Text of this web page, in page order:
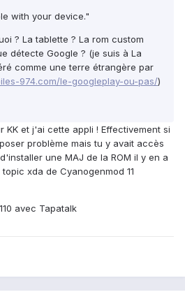
with your device."
? La tablette ? La rom custom
détecte Google ? (je suis à La
comme une terre étrangère par
974.com/le-googleplay-ou-pas/)
KK et j'ai cette appli ! Effectivement si
problème mais tu y avait accès
une MAJ de la ROM il y en a
xda de Cyanogenmod 11
avec Tapatalk